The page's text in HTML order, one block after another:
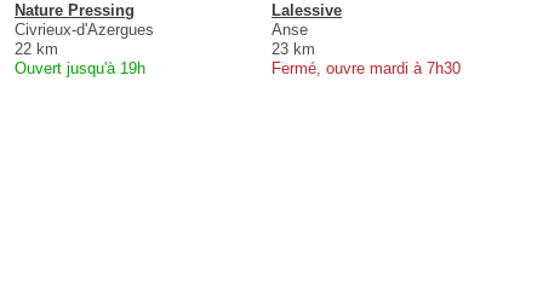
Nature Pressing
Civrieux-d'Azergues
22 km
Ouvert jusqu'à 19h
Lalessive
Anse
23 km
Fermé, ouvre mardi à 7h30